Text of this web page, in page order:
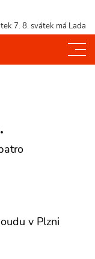
7. 8. svátek má Lada
v Plzni